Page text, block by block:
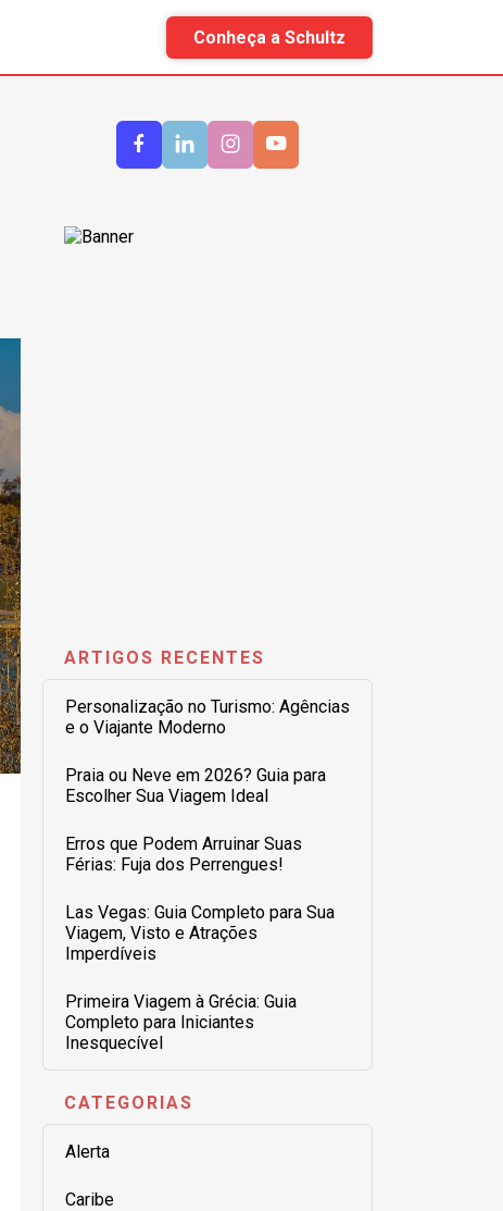
Conheça a Schultz
ARTIGOS RECENTES
Personalização no Turismo: Agências
e o Viajante Moderno
Praia ou Neve em 2026? Guia para
Escolher Sua Viagem Ideal
Erros que Podem Arruinar Suas
Férias: Fuja dos Perrengues!
Las Vegas: Guia Completo para Sua
Viagem, Visto e Atrações
Imperdíveis
Primeira Viagem à Grécia: Guia
Completo para Iniciantes
Inesquecível
CATEGORIAS
Alerta
Caribe